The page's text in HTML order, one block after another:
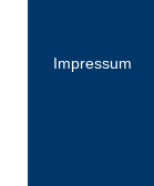
Impressum